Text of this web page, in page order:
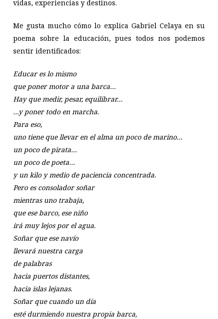
vidas, experiencias y destinos.
Me gusta mucho cómo lo explica Gabriel Celaya en su
poema sobre la educación, pues todos nos podemos
sentir identificados:
Educar es lo mismo
que poner motor a una barca…
Hay que medir, pesar, equilibrar…
…y poner todo en marcha.
Para eso,
uno tiene que llevar en el alma un poco de marino…
un poco de pirata…
un poco de poeta…
y un kilo y medio de paciencia concentrada.
Pero es consolador soñar
mientras uno trabaja,
que ese barco, ese niño
irá muy lejos por el agua.
Soñar que ese navío
llevará nuestra carga
de palabras
hacia puertos distantes,
hacia islas lejanas.
Soñar que cuando un día
esté durmiendo nuestra propia barca,